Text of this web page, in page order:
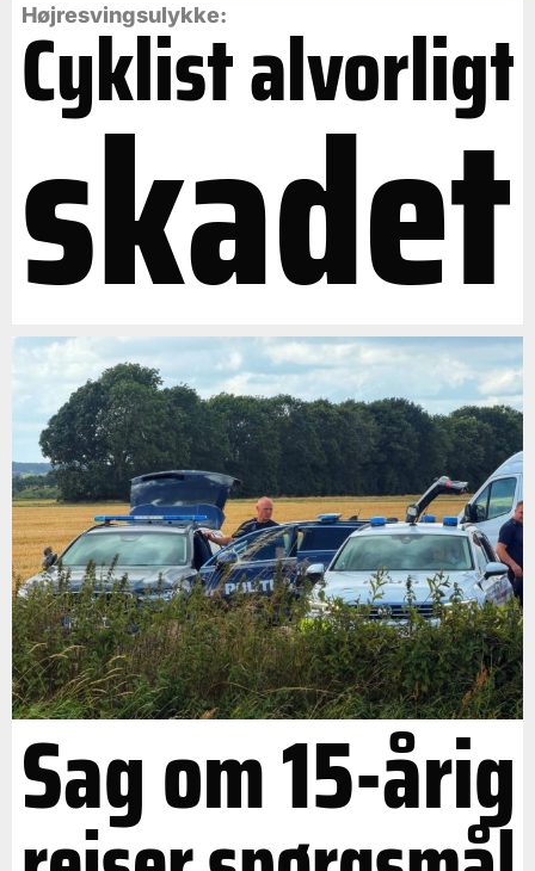
Højresvingsulykke:
Cyklist alvorligt
skadet
Sag om 15-årig